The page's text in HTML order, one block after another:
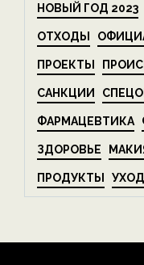
НОВЫЙ ГОД 2023
ОТХОДЫ
ПРОЕКТЫ
САНКЦИИ
ФАРМАЦЕВТИКА
ЗДОРОВЬЕ
ПРОДУКТЫ